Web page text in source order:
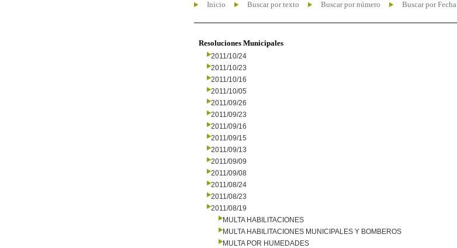
Inicio Buscar por texto Buscar por número Buscar por Fecha
Resoluciones Municipales
2011/10/24
2011/10/23
2011/10/16
2011/10/05
2011/09/26
2011/09/23
2011/09/16
2011/09/15
2011/09/13
2011/09/09
2011/09/08
2011/08/24
2011/08/23
2011/08/19
MULTA HABILITACIONES
MULTA HABILITACIONES MUNICIPALES Y BOMBEROS
MULTA POR HUMEDADES